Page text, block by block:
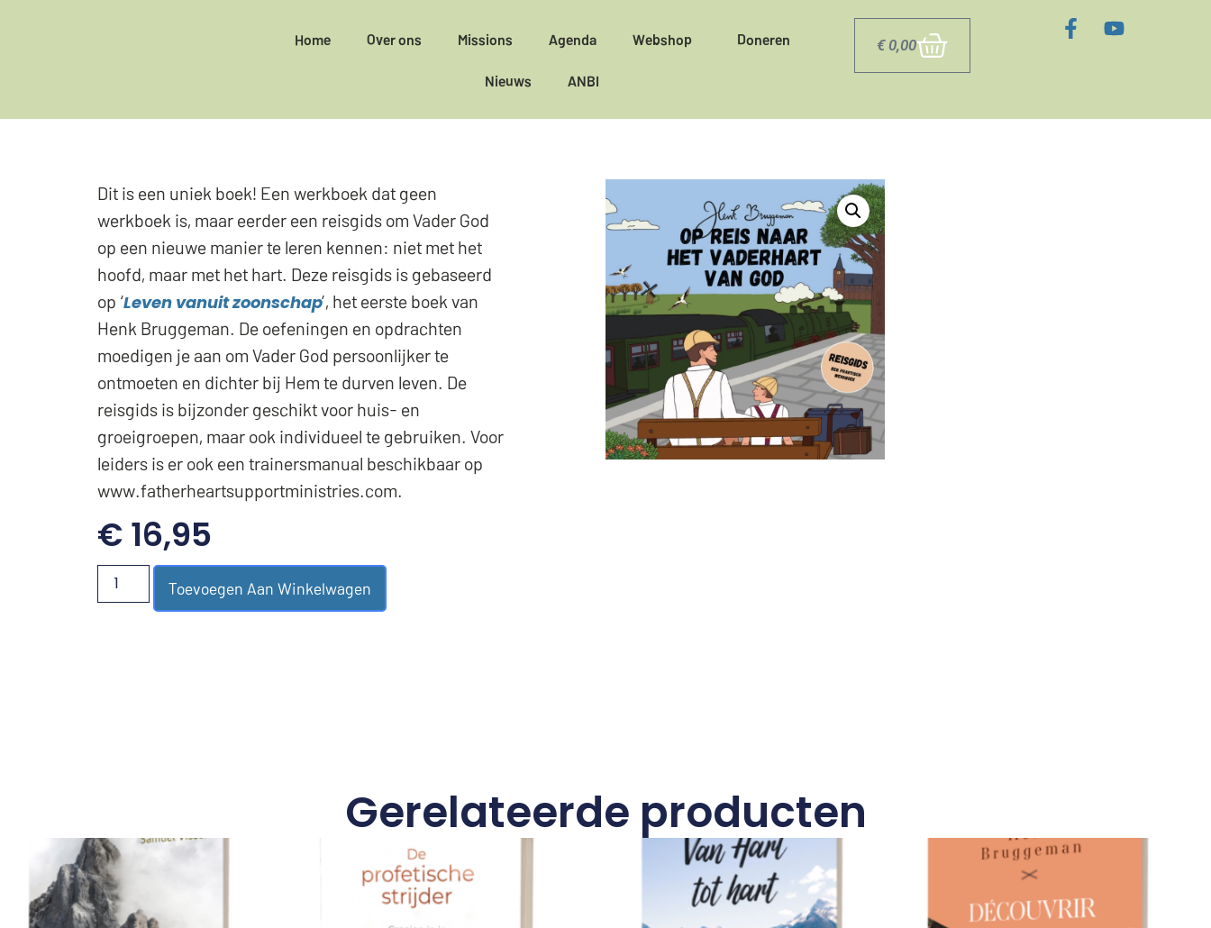
Home Over ons Missions Agenda Webshop Doneren
Nieuws ANBI
€0,00
Dit is een uniek boek! Een werkboek dat geen
werkboek is, maar eerder een reisgids om Vader God
op een nieuwe manier te leren kennen: niet met het
hoofd, maar met het hart. Deze reisgids is gebaseerd
op ‘Leven vanuit zoonschap’, het eerste boek van
Henk Bruggeman. De oefeningen en opdrachten
moedigen je aan om Vader God persoonlijker te
ontmoeten en dichter bij Hem te durven leven. De
reisgids is bijzonder geschikt voor huis- en
groeigroepen, maar ook individueel te gebruiken. Voor
leiders is er ook een trainersmanual beschikbaar op
www.fatherheartsupportministries.com.
€16,95
Toevoegen Aan Winkelwagen
Gerelateerde producten